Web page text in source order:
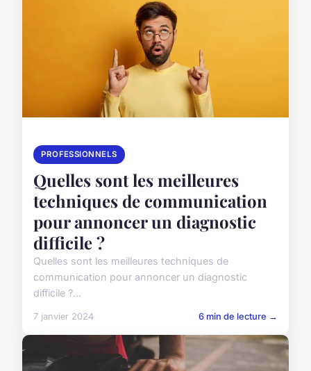
PROFESSIONNELS
Quelles sont les meilleures
techniques de communication
pour annoncer un diagnostic
difficile ?
Quelles sont les meilleures techniques de
communication pour annoncer un diagnostic
difficile ?...
7 janvier 2024 6 min de lecture →